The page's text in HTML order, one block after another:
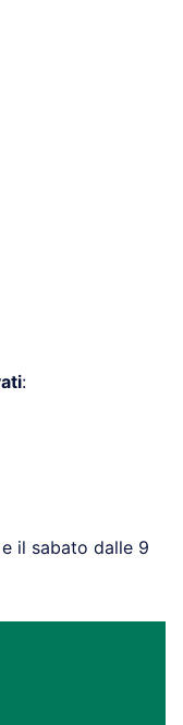
:
il sabato dalle 9